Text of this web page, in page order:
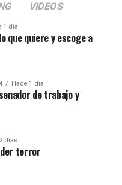
VIDEOS
1 día
que quiere y escoge a
Hace 1 día
de trabajo y
días
terror